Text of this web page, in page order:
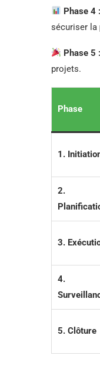
Phase 4
sécuriser la
Phase 5
projets.
Phase
1.
2.
3.
4.
5. Clôture